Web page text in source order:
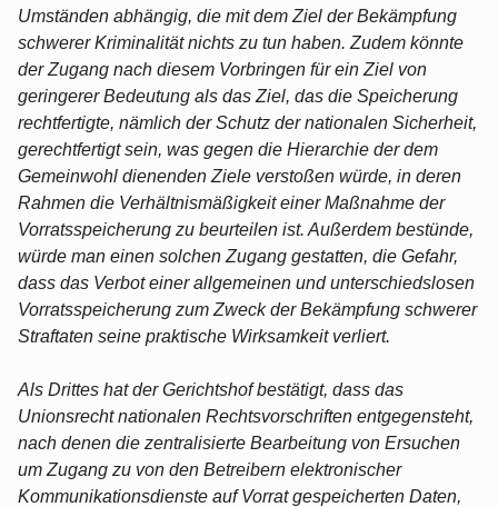
Umständen abhängig, die mit dem Ziel der Bekämpfung
schwerer Kriminalität nichts zu tun haben. Zudem könnte
der Zugang nach diesem Vorbringen für ein Ziel von
geringerer Bedeutung als das Ziel, das die Speicherung
rechtfertigte, nämlich der Schutz der nationalen Sicherheit,
gerechtfertigt sein, was gegen die Hierarchie der dem
Gemeinwohl dienenden Ziele verstoßen würde, in deren
Rahmen die Verhältnismäßigkeit einer Maßnahme der
Vorratsspeicherung zu beurteilen ist. Außerdem bestünde,
würde man einen solchen Zugang gestatten, die Gefahr,
dass das Verbot einer allgemeinen und unterschiedslosen
Vorratsspeicherung zum Zweck der Bekämpfung schwerer
Straftaten seine praktische Wirksamkeit verliert.
Als Drittes hat der Gerichtshof bestätigt, dass das
Unionsrecht nationalen Rechtsvorschriften entgegensteht,
nach denen die zentralisierte Bearbeitung von Ersuchen
um Zugang zu von den Betreibern elektronischer
Kommunikationsdienste auf Vorrat gespeicherten Daten,